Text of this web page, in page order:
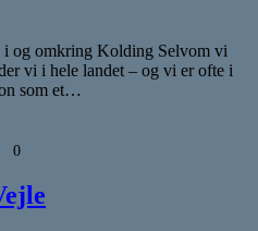
og omkring Kolding Selvom vi
vi i hele landet – og vi er ofte i
som et…
0